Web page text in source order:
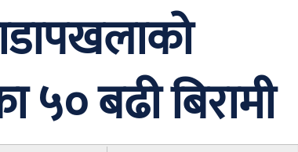
५० बढी बिरामी